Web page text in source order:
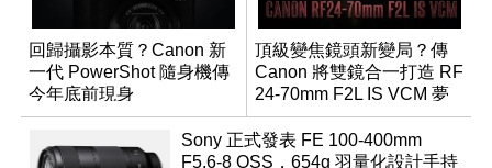
回歸攝影本質？Canon 新
一代 PowerShot 隨身機傳
今年底前現身
頂級變焦鏡頭新變局？傳
Canon 將雙鏡合一打造 RF
24-70mm F2L IS VCM 夢
幻規格
Sony 正式發表 FE 100-400mm
F5.6-8 OSS，654g 羽量化設計手持